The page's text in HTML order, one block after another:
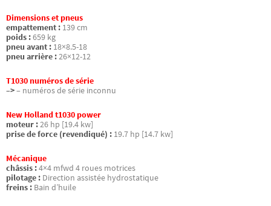
Dimensions et pneus
empattement : 139 cm
poids :659 kg
pneu avant : 18×8.5-18
pneu arrière :26×12-12
T1030 numéros de série
–>– numéros de série inconnu
New Holland t1030 power
moteur :26 hp [19.4 kw]
prise de force (revendiqué) : 19.7 hp [14.7 kw]
Mécanique
châssis :4×4 mfwd 4 roues motrices
pilotage : Direction assistée hydrostatique
freins : Bain d’huile